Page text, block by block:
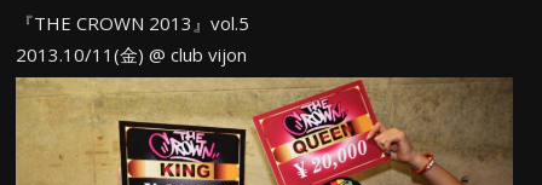
『THE CROWN 2013』vol.5
2013.10/11(金) @ club vijon